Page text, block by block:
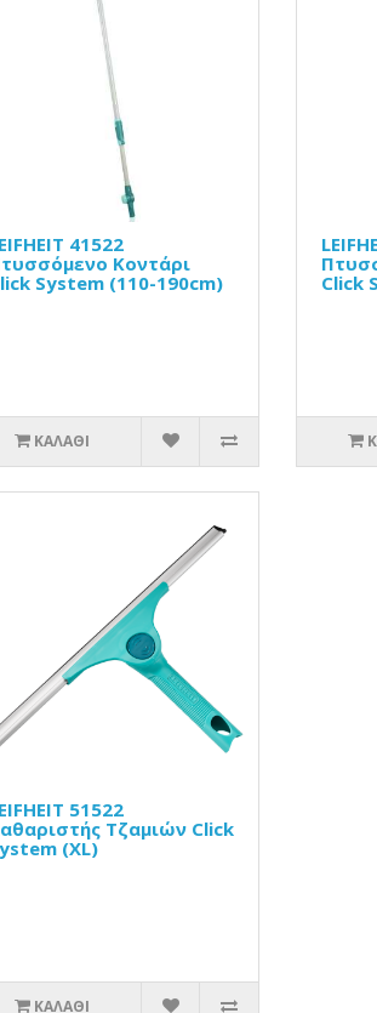
41522
Κοντάρι
System (110-190cm)
ΚΑΛΆΘΙ
Click
51522
Τζαμιών Click
(XL)
ΚΑΛΆΘΙ